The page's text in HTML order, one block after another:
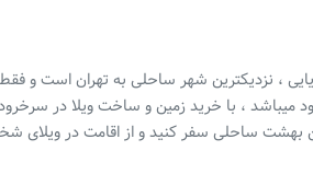
میباشد ، با خرید زمین و ساخت ویلا در
جاده هراز به این بهشت ساحلی سفر کنید و از اقامت در